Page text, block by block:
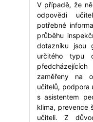
V případě, že
odpovědi
potřebné
průběhu
dotazníku jsou
určitého typu
zaměřeny na
učitelů, podpora
s asistentem
klima, prevence
učiteli. Z